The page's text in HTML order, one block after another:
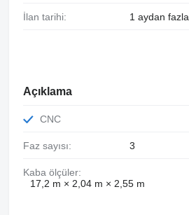
İlan tarihi: 1 aydan fazla
Açıklama
CNC
Faz sayısı: 3
Kaba ölçüler:
17,2 m × 2,04 m × 2,55 m